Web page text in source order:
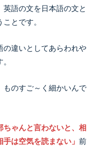
語の文を日本語の文と
とです。
の違いとしてあらわれや
ものすご～く細かいんで
ちゃんと言わないと、相
手は空気を読まない」 前